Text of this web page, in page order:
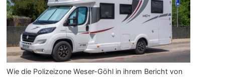
Wie die Polizeizone Weser-Göhl in ihrem Bericht von